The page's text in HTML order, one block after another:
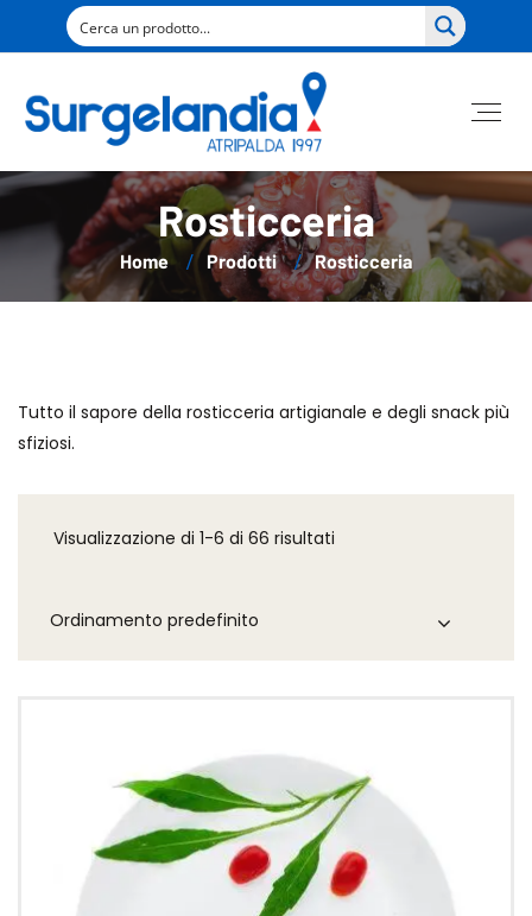
Rosticceria
Home Prodotti Rosticceria
Tutto il sapore della rosticceria artigianale e degli snack più
sfiziosi.
Visualizzazione di 1-6 di 66 risultati